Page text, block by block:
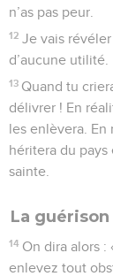
n’as pas peur.
12 Je vais
d’aucune utilité.
13 Quand tu
délivrer ! En
les enlèvera.
héritera du pays
sainte.
La
14 On dira alors :
enlevez tout